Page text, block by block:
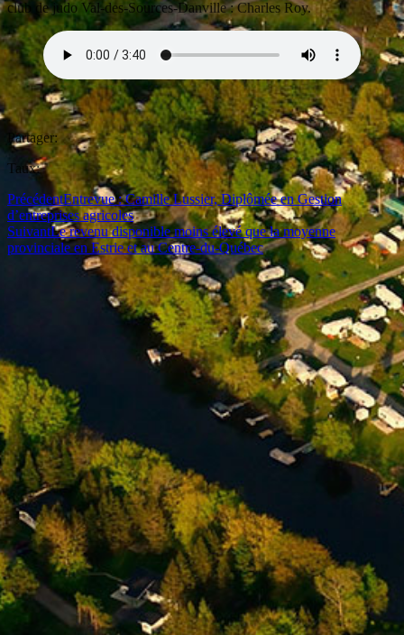
club de judo Val-des-Sources-Danville : Charles Roy.
Partager:
Taux:
PrécédentEntrevue : Camille Lussier, Diplômée en Gestion
d’entreprises agricoles
SuivantLe revenu disponible moins élevé que la moyenne
provinciale en Estrie et au Centre-du-Québec